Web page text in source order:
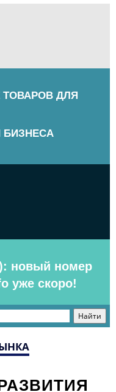
ТОВАРОВ ДЛЯ
БИЗНЕСА
новый номер
уже скоро!